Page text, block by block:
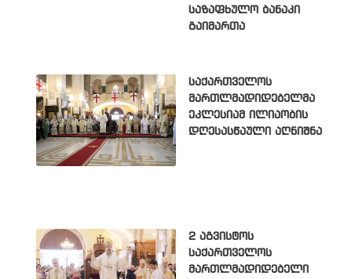
საზაფხულო ბანაკი
გაიმართა
საქართველოს
მართლმადიდებელმა
ეკლესიამ ილიაობის
დღესასწაული აღნიშნა
2 აგვისტოს
საქართველოს
მართლმადიდებელი